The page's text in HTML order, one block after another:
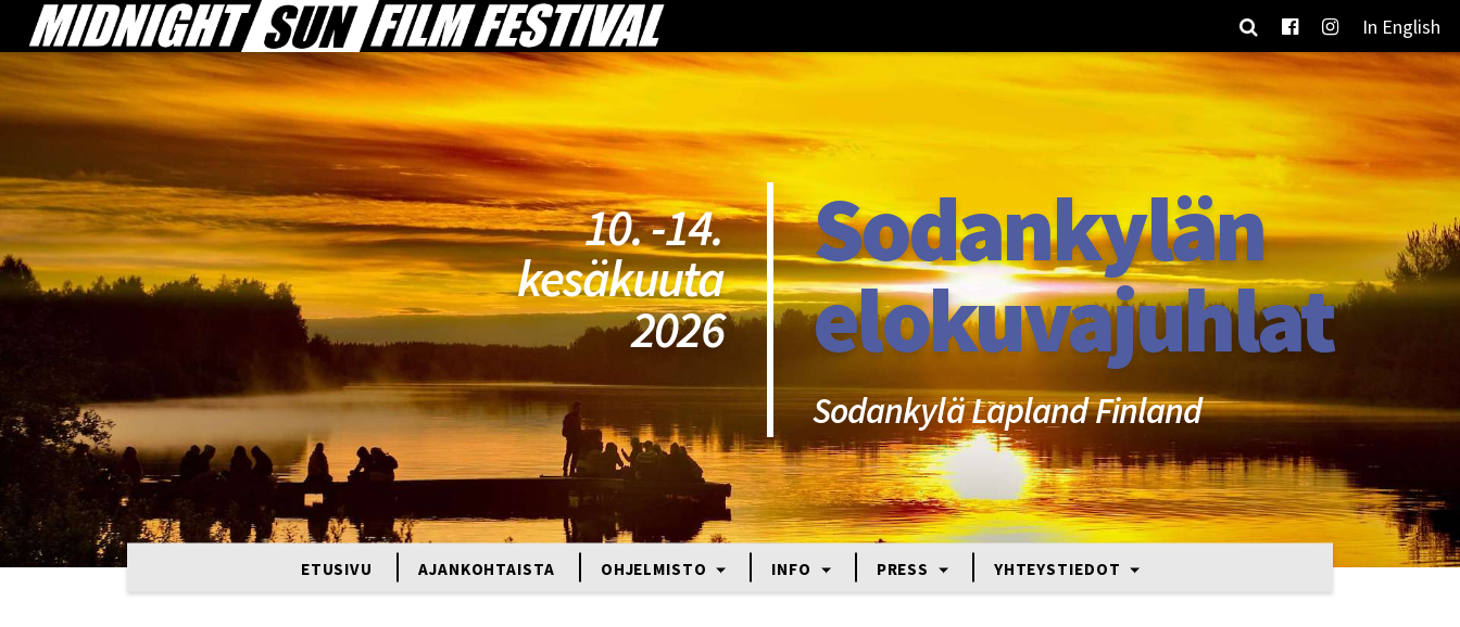
In English
10. -14.
kesäkuuta
2026
Sodankylän
elokuvajuhlat
Sodankylä Lapland Finland
ETUSIVU AJANKOHTAISTA OHJELMISTO INFO PRESS YHTEYSTIEDOT